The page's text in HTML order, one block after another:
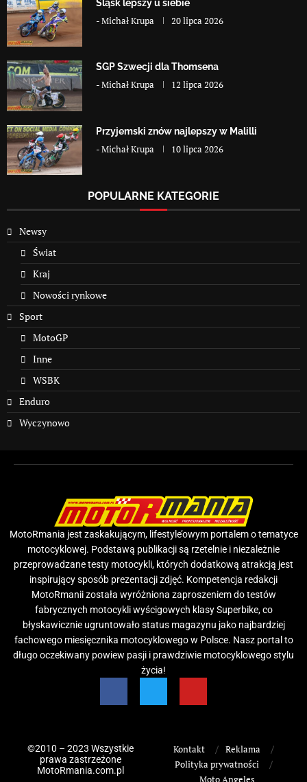
Śląsk lepszy u siebie
-Michał Krupa 20 lipca 2026
SGP Szwecji dla Thomsena
-Michał Krupa 12 lipca 2026
Przyjemski znów najlepszy w Malilli
-Michał Krupa 10 lipca 2026
POPULARNE KATEGORIE
Newsy
Świat
Kraj
Nowości rynkowe
Sport
MotoGP
Inne
WSBK
Enduro
Wyczynowo
MotoRmania jest zaskakującym, lifestyle’owym portalem o tematyce
motocyklowej. Podstawą publikacji są rzetelnie i niezależnie
przeprowadzane testy motocykli, których dodatkową atrakcją jest
inspirujący sposób prezentacji zdjęć. Kompetencja redakcji
MotoRmanii została wyróżniona zaproszeniem do testów
fabrycznych motocykli wyścigowych klasy Superbike, co
błyskawicznie ugruntowało status magazynu jako najbardziej
fachowego miesięcznika motocyklowego w Polsce. Nasz portal to
długo oczekiwany powiew pasji i prawdziwie motocyklowego stylu
życia!
©2010 – 2023 Wszystkie
prawa zastrzeżone
MotoRmania.com.pl
Kontakt
Reklama
Polityka prywatności
Moto Angeles